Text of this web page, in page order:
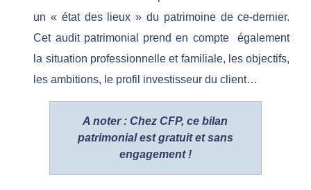
o
i
n
e
un « état des lieux » du patrimoine de ce-dernier.
Cet audit patrimonial prend en compte également
la situation professionnelle et familiale, les objectifs,
les ambitions, le profil investisseur du client…
A noter : Chez CFP, ce bilan
patrimonial est gratuit et sans
engagement !